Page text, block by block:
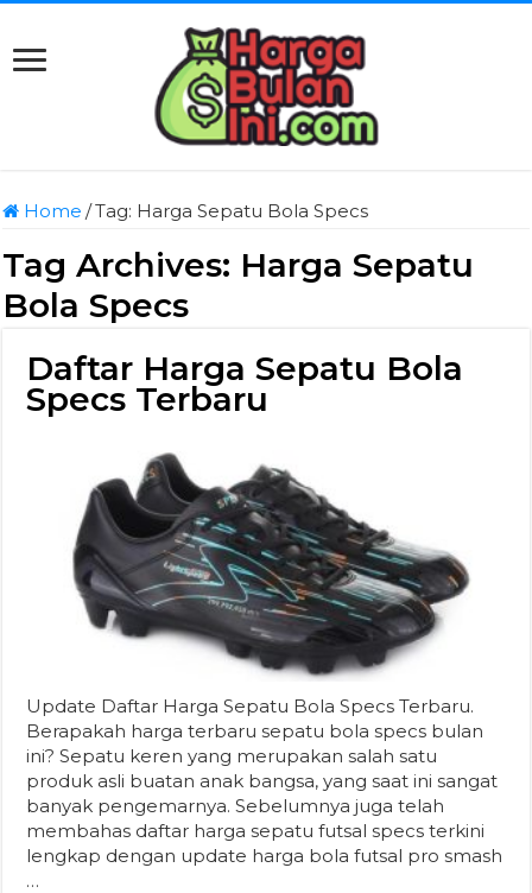
Home /Tag: Harga Sepatu Bola Specs
Tag Archives: Harga Sepatu
Bola Specs
Daftar Harga Sepatu Bola
Specs Terbaru
Update Daftar Harga Sepatu Bola Specs Terbaru.
Berapakah harga terbaru sepatu bola specs bulan
ini? Sepatu keren yang merupakan salah satu
produk asli buatan anak bangsa, yang saat ini sangat
banyak pengemarnya. Sebelumnya juga telah
membahas daftar harga sepatu futsal specs terkini
lengkap dengan update harga bola futsal pro smash
…